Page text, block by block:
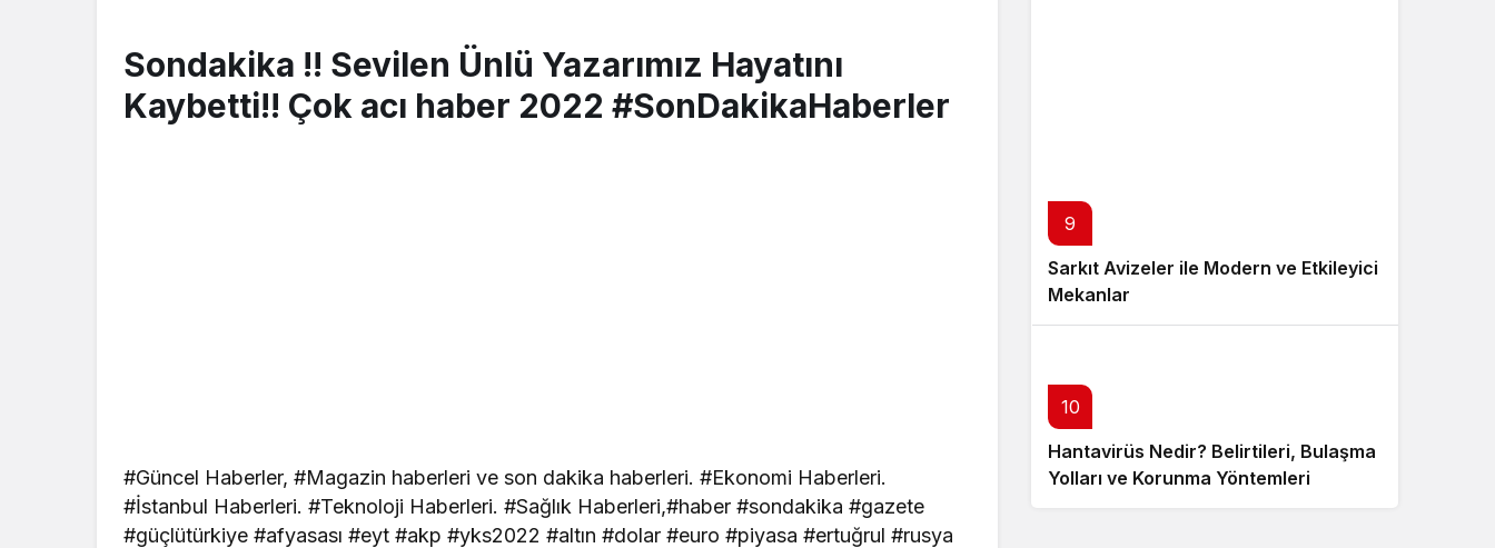
Sondakika !! Sevilen Ünlü Yazarımız Hayatını
Kaybetti!! Çok acı haber 2022 #SonDakikaHaberler
#Güncel Haberler, #Magazin haberleri ve son dakika haberleri. #Ekonomi Haberleri.
#İstanbul Haberleri. #Teknoloji Haberleri. #Sağlık Haberleri,#haber #sondakika #gazete
#güçlütürkiye #afyasası #eyt #akp #yks2022 #altın #dolar #euro #piyasa #ertuğrul #rusya
9
Sarkıt Avizeler ile Modern ve Etkileyici
Mekanlar
10
Hantavirüs Nedir? Belirtileri, Bulaşma
Yolları ve Korunma Yöntemleri